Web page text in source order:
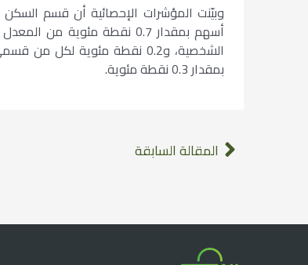
وبيّنت المؤشرات الإحصائية أن قسم
الشخصية، و0.2 نقطة مئوية
بمقدار 0.3 نقطة مئوية.
المقالة السابقة